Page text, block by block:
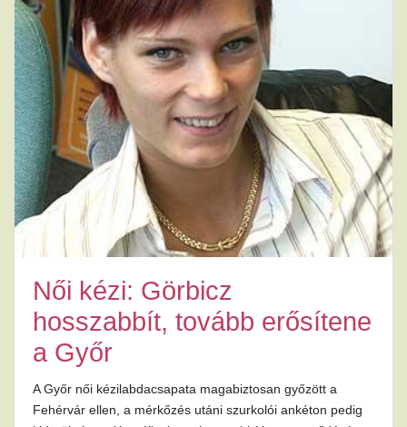
Női kézi: Görbicz
hosszabbít, tovább erősítene
a Győr
A Győr női kézilabdacsapata magabiztosan győzött a
Fehérvár ellen, a mérkőzés utáni szurkolói ankéton pedig